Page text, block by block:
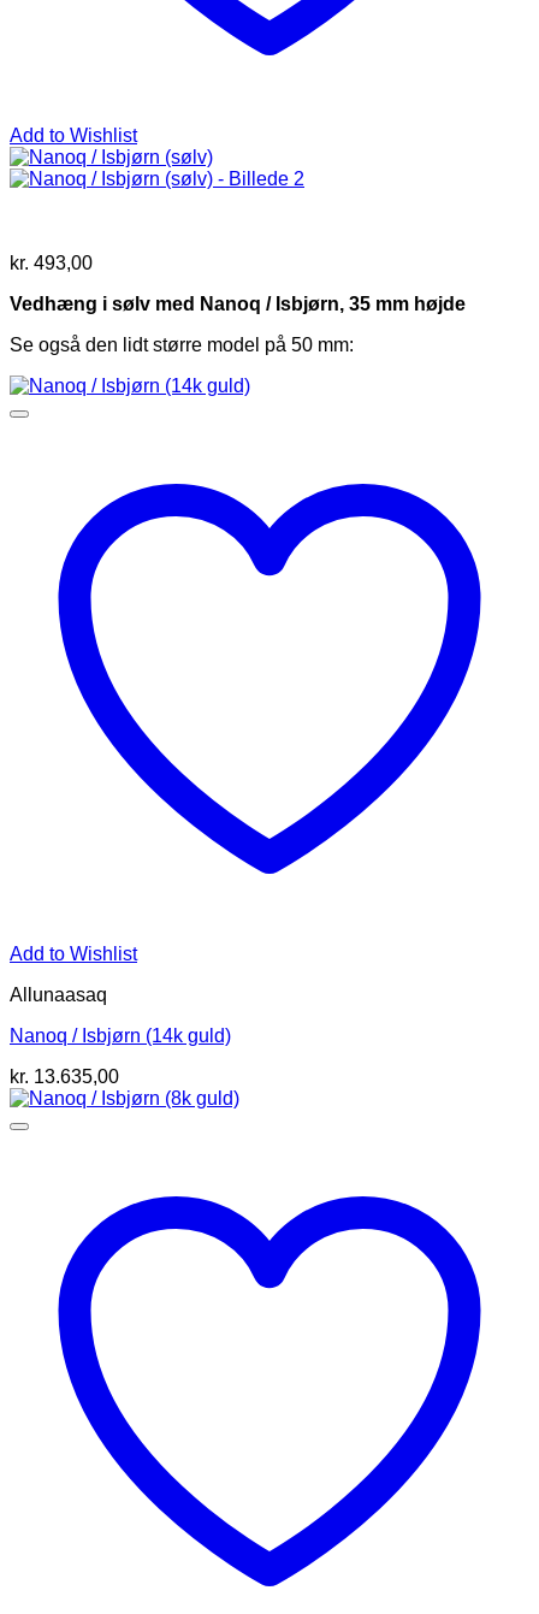
Add to Wishlist
kr. 493,00
Vedhæng i sølv med Nanoq / Isbjørn, 35 mm højde
Se også den lidt større model på 50 mm:
Add to Wishlist
Allunaasaq
Nanoq / Isbjørn (14k guld)
kr. 13.635,00